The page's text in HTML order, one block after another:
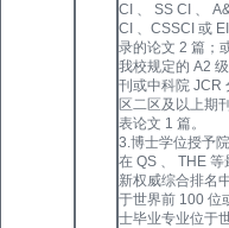
CI 、 SS CI 、
CI 、CSSCI 或
录的论文 2 篇；
我校规定的 A2
刊或中科院 JCR
区二区及以上期
表论文 1 篇。
3.博士学位授予
在 QS 、 THE 等
新权威综合排名
于世界前 100 位
士毕业专业位于